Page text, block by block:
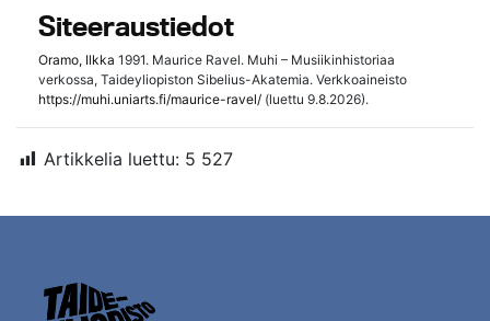
Siteeraustiedot
Oramo, Ilkka 1991. Maurice Ravel. Muhi – Musiikinhistoriaa
verkossa, Taideyliopiston Sibelius-Akatemia. Verkkoaineisto
https://muhi.uniarts.fi/maurice-ravel/ (luettu 9.8.2026).
Artikkelia luettu: 5 527